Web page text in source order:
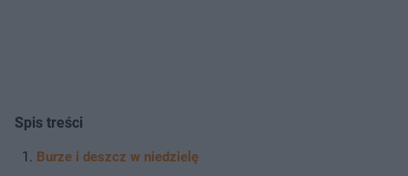
Spis treści
Burze i deszcz w niedzielę